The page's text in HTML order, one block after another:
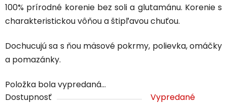
100% prírodné korenie bez soli a glutamánu. Korenie s
charakteristickou vôňou a štipľavou chuťou.
Dochucujú sa s ňou mäsové pokrmy, polievka, omáčky
a pomazánky.
Položka bola vypredaná…
Dostupnosť
Vypredané